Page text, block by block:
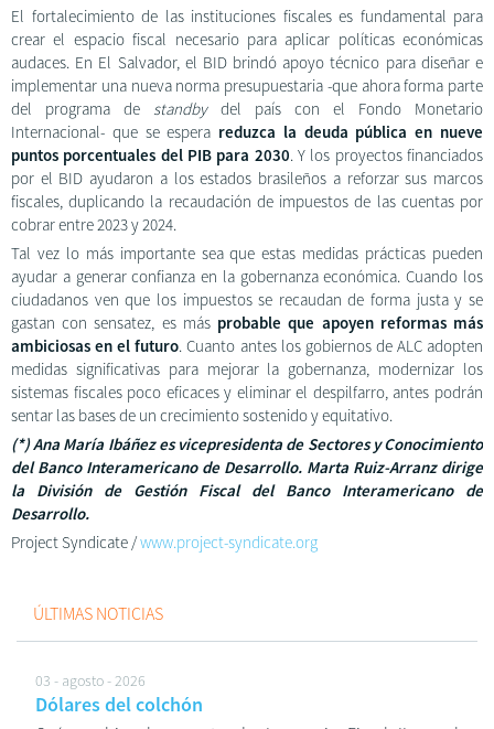
El fortalecimiento de las instituciones fiscales es fundamental para
crear el espacio fiscal necesario para aplicar políticas económicas
audaces. En El Salvador, el BID brindó apoyo técnico para diseñar e
implementar una nueva norma presupuestaria -que ahora forma parte
del programa de
standby
del país con el Fondo Monetario
Internacional- que se espera reduzca la deuda pública en nueve
puntos porcentuales del PIB para 2030. Y los proyectos financiados
por el BID ayudaron a los estados brasileños a reforzar sus marcos
fiscales, duplicando la recaudación de impuestos de las cuentas por
cobrar entre 2023 y 2024.
Tal vez lo más importante sea que estas medidas prácticas pueden
ayudar a generar confianza en la gobernanza económica. Cuando los
ciudadanos ven que los impuestos se recaudan de forma justa y se
gastan con sensatez, es más probable que apoyen reformas más
ambiciosas en el futuro. Cuanto antes los gobiernos de ALC adopten
medidas significativas para mejorar la gobernanza, modernizar los
sistemas fiscales poco eficaces y eliminar el despilfarro, antes podrán
sentar las bases de un crecimiento sostenido y equitativo.
(*) Ana María Ibáñez es vicepresidenta de Sectores y Conocimiento
del Banco Interamericano de Desarrollo. Marta Ruiz-Arranz dirige
la División de Gestión Fiscal del Banco Interamericano de
Desarrollo.
Project Syndicate /www.project-syndicate.org
ÚLTIMAS NOTICIAS
03 - agosto - 2026
Dólares del colchón